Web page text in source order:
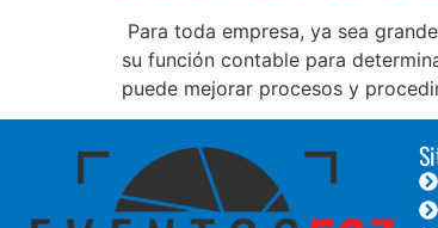
Para toda empresa, ya sea
su función contable para
puede mejorar procesos y